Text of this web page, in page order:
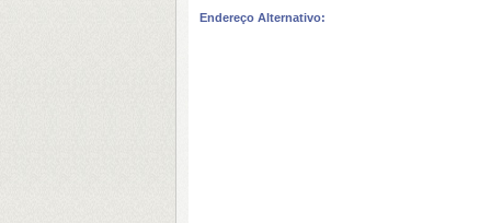
Endereço Alternativo: